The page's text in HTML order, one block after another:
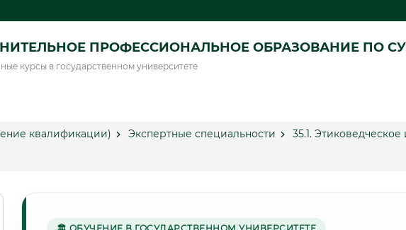
ПРОФЕССИОНАЛЬНОЕ ОБРАЗОВАНИЕ ПО
курсы в государственном университете
квалификации) Экспертные специальности
35.1.